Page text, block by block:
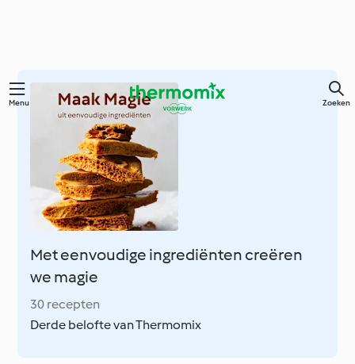
Overslaan
Menu Zoeken
Met eenvoudige ingrediënten creëren
we magie
30 recepten
Derde belofte van Thermomix